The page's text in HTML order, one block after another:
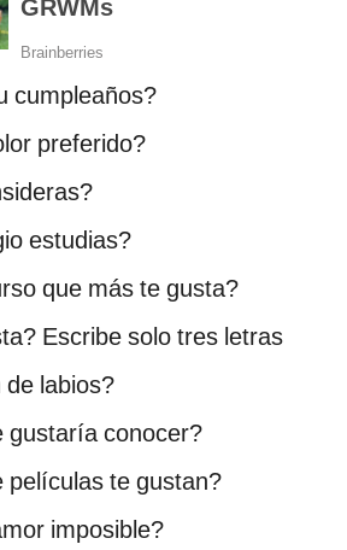
cumpleaños?
preferido?
estudias?
que más te gusta?
Escribe solo tres letras
labios?
gustaría conocer?
películas te gustan?
imposible?